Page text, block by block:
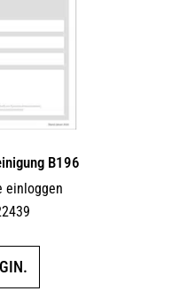
B196
einloggen